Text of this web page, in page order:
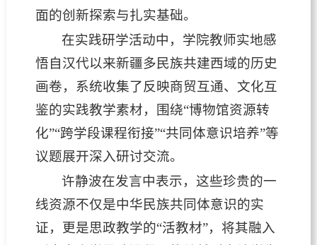
面的创新探索与扎实基础。
在实践研学活动中，学院教师实地感
悟自汉代以来新疆多民族共建西域的历史
画卷，系统收集了反映商贸互通、文化互
鉴的实践教学素材，围绕“博物馆资源转
化”“跨学段课程衔接”“共同体意识培养”等
议题展开深入研讨交流。
许静波在发言中表示，这些珍贵的一
线资源不仅是中华民族共同体意识的实
证，更是思政教学的“活教材”，将其融入